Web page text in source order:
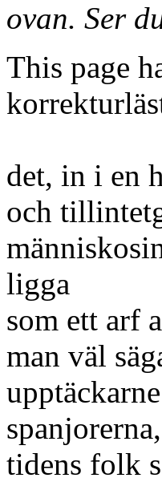
ovan. Ser
This page
det, in i en
och
ligga
som ett arf
man väl
tidens folk